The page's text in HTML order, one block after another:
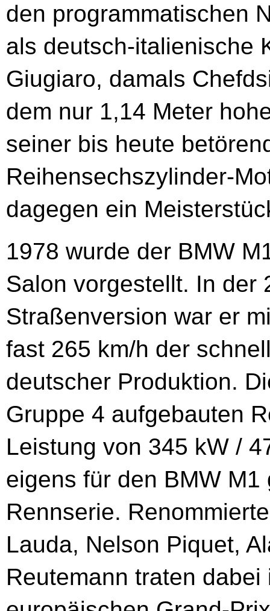
den programmatischen
als deutsch-italienische
Giugiaro, damals
dem nur 1,14 Meter
seiner bis heute
Reihensechszylinder-
dagegen ein
1978 wurde der BMW
Salon vorgestellt. In der
Straßenversion war er
fast 265 km/h der
deutscher Produktion.
Gruppe 4 aufgebauten
Leistung von 345 kW /
eigens für den BMW
Rennserie.
Lauda, Nelson Piquet,
Reutemann traten